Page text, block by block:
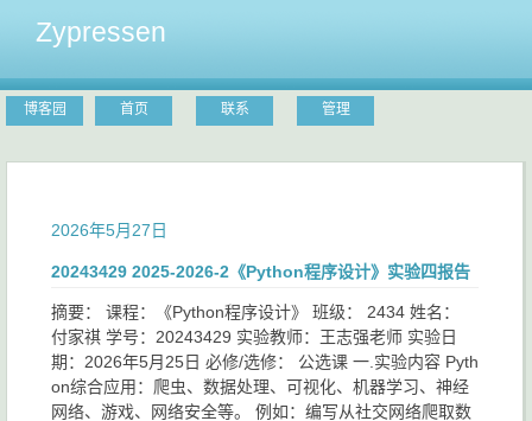
Zypressen
博客园 首页 联系 管理
2026年5月27日
20243429 2025-2026-2《Python程序设计》实验四报告
摘要： 课程：《Python程序设计》 班级： 2434 姓名：
付家祺 学号：20243429 实验教师：王志强老师 实验日
期：2026年5月25日 必修/选修： 公选课 一.实验内容 Pyth
on综合应用：爬虫、数据处理、可视化、机器学习、神经
网络、游戏、网络安全等。 例如：编写从社交网络爬取数